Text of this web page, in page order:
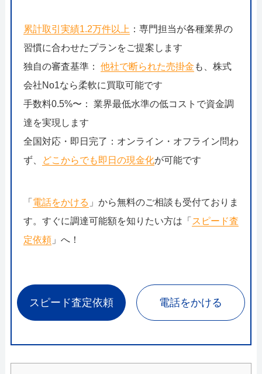
累計取引実績1.2万件以上 ：専門担当が各種業界の
習慣に合わせたプランをご提案します
独自の審査基準： 他社で断られた売掛金 も、株式
会社No1なら柔軟に買取可能です
手数料0.5%〜： 業界最低水準の低コストで資金調
達を実現します
全国対応・即日完了：オンライン・オフライン問わ
ず、
どこからでも即日の現金化が可能です
「 電話をかける 」から無料のご相談も受付ておりま
す。すぐに調達可能額を知りたい方は「 スピード査
定依頼」へ！
スピード査定依頼 電話をかける